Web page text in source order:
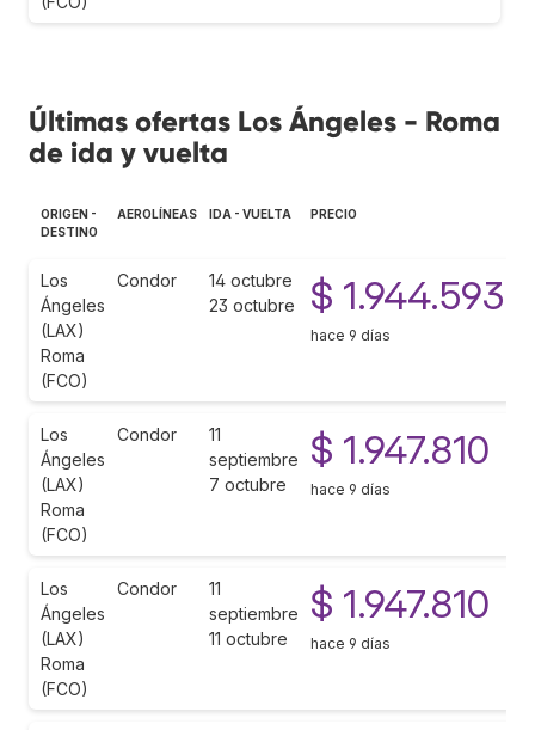
Últimas ofertas Los Ángeles - Roma
de ida y vuelta
ORIGEN -
DESTINO
AEROLÍNEAS IDA - VUELTA PRECIO
Los
Ángeles
(LAX)
Roma
(FCO)
Condor
14 octubre
23 octubre
$ 1.944.593
hace 9 días
Los
Ángeles
(LAX)
Roma
(FCO)
Condor
11
septiembre
7 octubre
$ 1.947.810
hace 9 días
Los
Ángeles
(LAX)
Roma
(FCO)
Condor
11
septiembre
11 octubre
$ 1.947.810
hace 9 días